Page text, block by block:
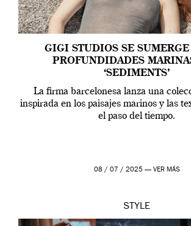
GIGI STUDIOS SE
PROFUNDIDADES
‘SEDIMENTS’
La firma barcelonesa lanza una
inspirada en los paisajes marinos y las
el paso del tiempo.
08 / 07 / 2025 — VER MÁS
STYLE